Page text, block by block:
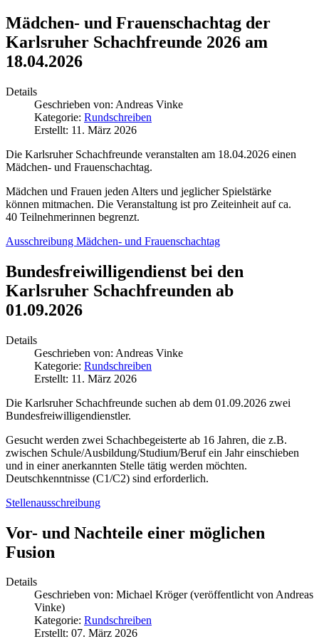
Mädchen- und Frauenschachtag der
Karlsruher Schachfreunde 2026 am
18.04.2026
Details
Geschrieben von: Andreas Vinke
Kategorie: Rundschreiben
Erstellt: 11. März 2026
Die Karlsruher Schachfreunde veranstalten am 18.04.2026 einen
Mädchen- und Frauenschachtag.
Mädchen und Frauen jeden Alters und jeglicher Spielstärke
können mitmachen. Die Veranstaltung ist pro Zeiteinheit auf ca.
40 Teilnehmerinnen begrenzt.
Ausschreibung Mädchen- und Frauenschachtag
Bundesfreiwilligendienst bei den
Karlsruher Schachfreunden ab
01.09.2026
Details
Geschrieben von: Andreas Vinke
Kategorie: Rundschreiben
Erstellt: 11. März 2026
Die Karlsruher Schachfreunde suchen ab dem 01.09.2026 zwei
Bundesfreiwilligendienstler.
Gesucht werden zwei Schachbegeisterte ab 16 Jahren, die z.B.
zwischen Schule/Ausbildung/Studium/Beruf ein Jahr einschieben
und in einer anerkannten Stelle tätig werden möchten.
Deutschkenntnisse (C1/C2) sind erforderlich.
Stellenausschreibung
Vor- und Nachteile einer möglichen
Fusion
Details
Geschrieben von: Michael Kröger (veröffentlicht von Andreas
Vinke)
Kategorie: Rundschreiben
Erstellt: 07. März 2026